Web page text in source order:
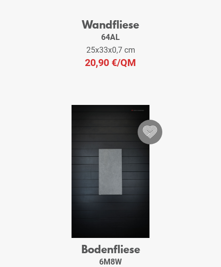
Wandfliese
64AL
25x33x0,7 cm
20,90 €/QM
Bodenfliese
6M8W